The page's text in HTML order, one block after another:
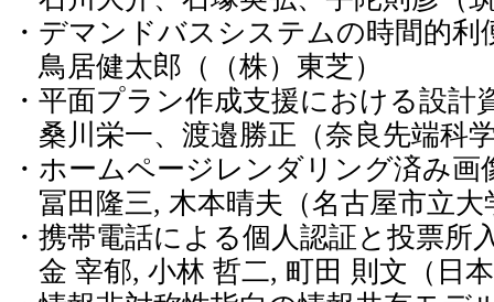
・デマンドバスシステムの時間的
鳥居健太郎（（株）東芝）
・平面プラン作成支援における設計
桑川栄一、渡邉勝正（奈良先端科
・ホームページレンダリング済み
冨田隆三, 木本晴夫（名古屋市立大
・携帯電話による個人認証と投票所
金 宰郁, 小林 哲二, 町田 則文（日